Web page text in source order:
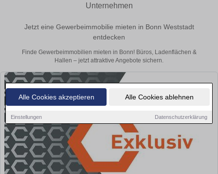
Alle Cookies akzeptieren Alle Cookies ablehnen
Einstellungen Datenschutzerklärung
Unternehmen
Jetzt eine Gewerbeimmobilie mieten in Bonn Weststadt
entdecken
Finde Gewerbeimmobilien mieten in Bonn! Büros, Ladenflächen &
Hallen – jetzt attraktive Angebote sichern.